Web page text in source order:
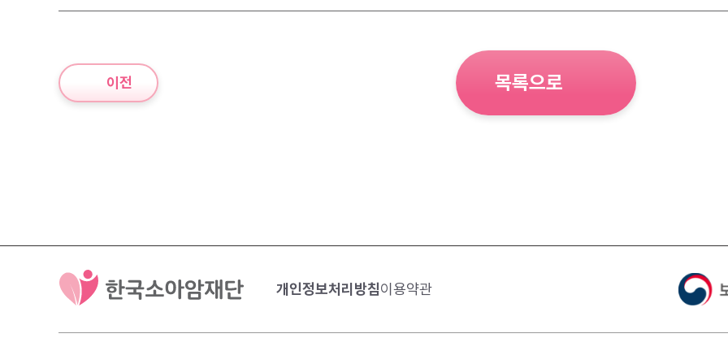
이전 목록으로
개인정보처리방침이용약관